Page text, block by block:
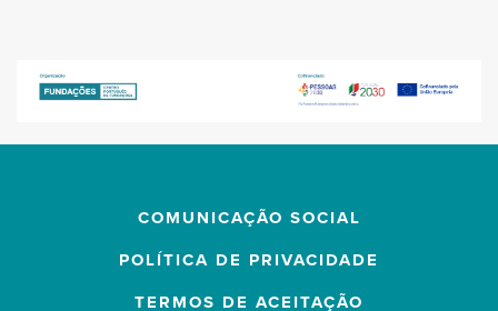
COMUNICAÇÃO SOCIAL
POLÍTICA DE PRIVACIDADE
TERMOS DE ACEITAÇÃO